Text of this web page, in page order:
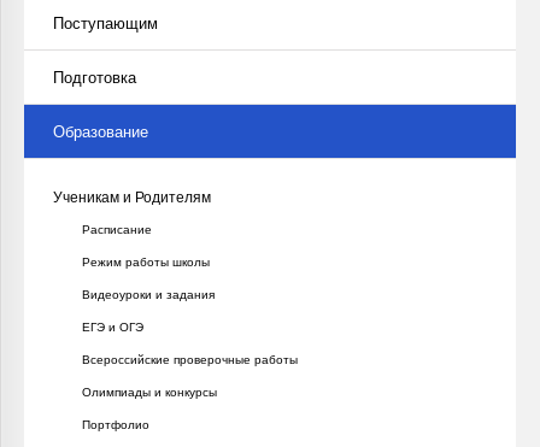
Поступающим
Подготовка
Образование
Ученикам и Родителям
Расписание
Режим работы школы
Видеоуроки и задания
ЕГЭ и ОГЭ
Всероссийские проверочные работы
Олимпиады и конкурсы
Портфолио